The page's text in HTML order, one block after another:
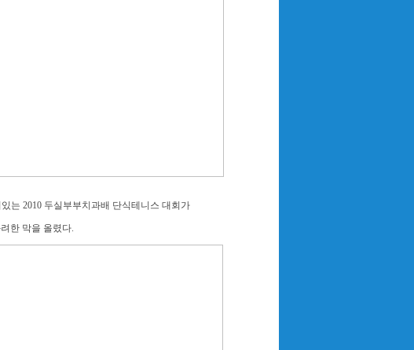
는 2010 두실부부치과배 단식테니스 대회가
한 막을 올렸다.